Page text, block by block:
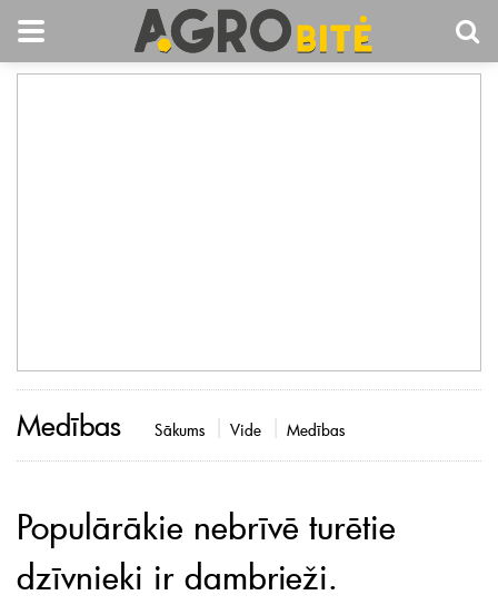
Medības Sākums Vide Medības
Populārākie nebrīvē turētie
dzīvnieki ir dambrieži.